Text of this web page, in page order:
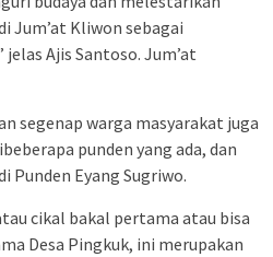
Jum’at Kliwon sebagai
Ajis Santoso. Jum’at
segenap warga masyarakat juga
punden yang ada, dan
Punden Eyang Sugriwo.
cikal bakal pertama atau bisa
Desa Pingkuk, ini merupakan